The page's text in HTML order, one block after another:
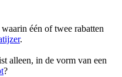
één of twee rabatten
.
alleen, in de vorm van een
?